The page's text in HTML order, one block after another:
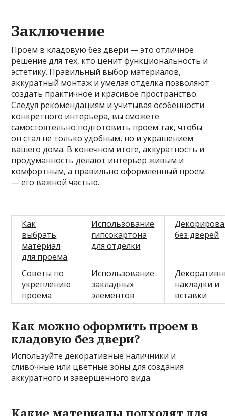
Заключение
Проем в кладовую без двери — это отличное
решение для тех, кто ценит функциональность и
эстетику. Правильный выбор материалов,
аккуратный монтаж и умелая отделка позволяют
создать практичное и красивое пространство.
Следуя рекомендациям и учитывая особенности
конкретного интерьера, вы сможете
самостоятельно подготовить проем так, чтобы
он стал не только удобным, но и украшением
вашего дома. В конечном итоге, аккуратность и
продуманность делают интерьер живым и
комфортным, а правильно оформленный проем
— его важной частью.
Как
выбрать
материал
для проема
Использование
гипсокартона
для отделки
без дверей
Советы по
укреплению
проема
Использование
закладных
элементов
накладки и
вставки
Как можно оформить проем в
кладовую без двери?
Используйте декоративные наличники и
сливочные или цветные зоны для создания
аккуратного и завершенного вида.